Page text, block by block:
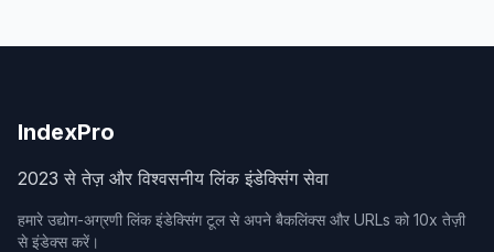
IndexPro
2023 से तेज़ और विश्वसनीय लिंक इंडेक्सिंग सेवा
हमारे उद्योग-अग्रणी लिंक इंडेक्सिंग टूल से अपने बैकलिंक्स और URLs को 10x तेज़ी
से इंडेक्स करें।